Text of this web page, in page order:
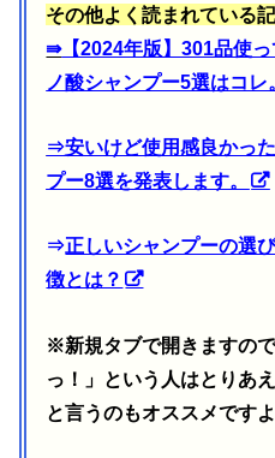
その他よく読まれている
⇛【2024年版】301品使
ノ酸シャンプー5選はコレ
⇒安いけど使用感良かっ
プー8選を発表します。
⇒正しいシャンプーの選
徴とは？
※新規タブで開きますの
っ！」という人はとりあ
と言うのもオススメですよ